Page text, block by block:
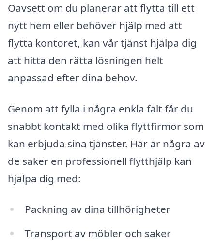
Oavsett om du planerar att flytta till ett
nytt hem eller behöver hjälp med att
flytta kontoret, kan vår tjänst hjälpa dig
att hitta den rätta lösningen helt
anpassad efter dina behov.
Genom att fylla i några enkla fält får du
snabbt kontakt med olika flyttfirmor som
kan erbjuda sina tjänster. Här är några av
de saker en professionell flytthjälp kan
hjälpa dig med:
Packning av dina tillhörigheter
Transport av möbler och saker